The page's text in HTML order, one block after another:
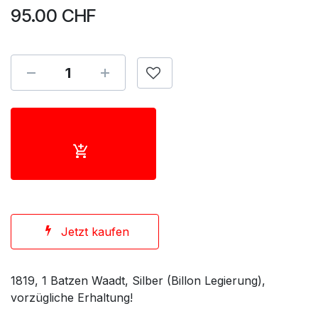
95.00 CHF
Jetzt kaufen
1819, 1 Batzen Waadt, Silber (Billon Legierung),
vorzügliche Erhaltung!